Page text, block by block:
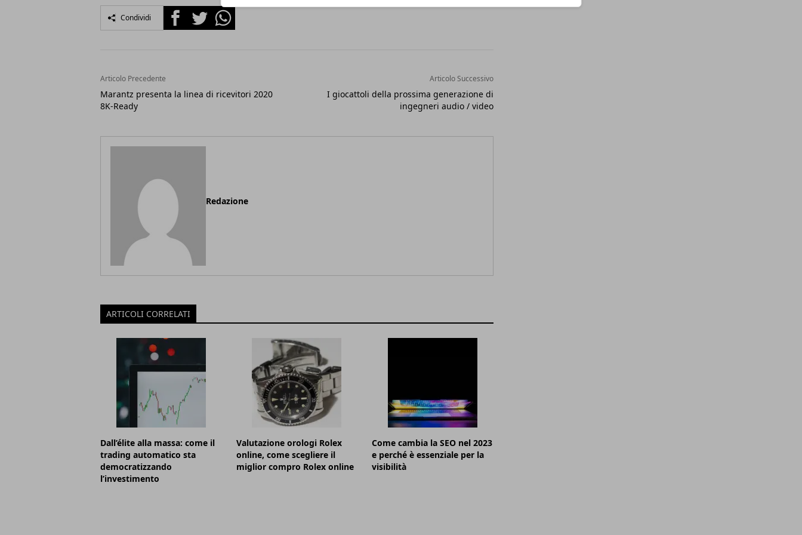
Condividi FacebookTwitterWhatsapp
Articolo Precedente
Marantz presenta la linea di ricevitori 2020
8K-Ready
Articolo Successivo
I giocattoli della prossima generazione di
ingegneri audio / video
Redazione
ARTICOLI CORRELATI
Dall’élite alla massa: come il
trading automatico sta
democratizzando
l’investimento
Valutazione orologi Rolex
online, come scegliere il
miglior compro Rolex online
Come cambia la SEO nel 2023
e perché è essenziale per la
visibilità